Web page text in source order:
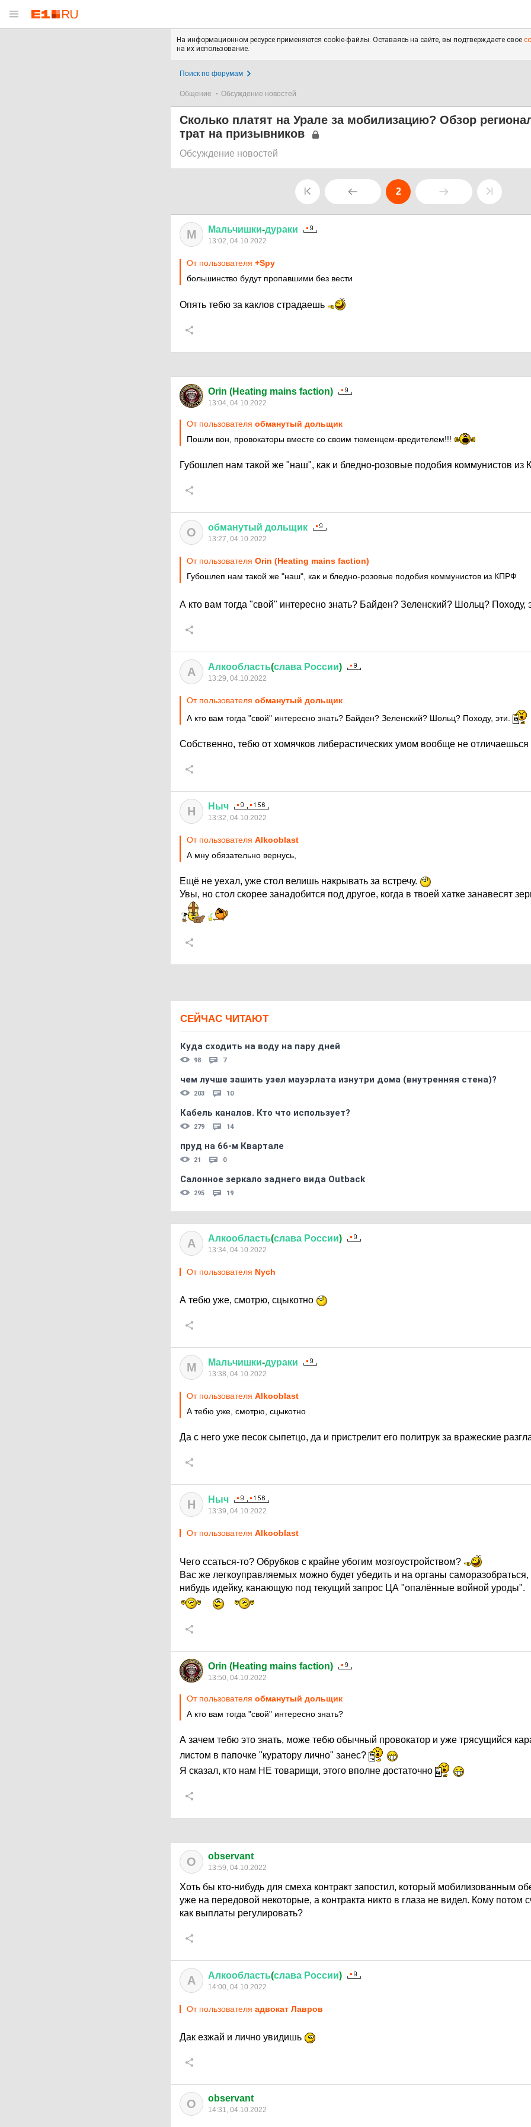
На информационном ресурсе применяются cookie-файлы. Оставаясь на сайте, вы подтверждаете свое
на их использование.
Поиск по форумам
Общение Обсуждение новостей
Сколько платят на Урале за мобилизацию? Обзор
трат на призывников
Обсуждение новостей
2
М Мальчишки-дураки
13:02, 04.10.2022
От пользователя +Spy
большинство будут пропавшими без вести
Опять тебю за каклов страдаешь
Orin (Heating mains faction)
13:04, 04.10.2022
От пользователя обманутый дольщик
Пошли вон, провокаторы вместе со своим тюменцем-вредителем!!!
Губошлеп нам такой же "наш", как и бледно-розовые подобия коммунистов из
О обманутый дольщик
13:27, 04.10.2022
От пользователя Orin (Heating mains faction)
Губошлеп нам такой же "наш", как и бледно-розовые подобия коммунистов из КПРФ
А кто вам тогда "свой" интересно знать? Байден? Зеленский? Шольц? Походу,
А Алкообласть(слава России)
13:29, 04.10.2022
От пользователя обманутый дольщик
А кто вам тогда "свой" интересно знать? Байден? Зеленский? Шольц? Походу, эти.
Собственно, тебю от хомячков либерастических умом вообще не отличаешься
Н Ныч
13:32, 04.10.2022
От пользователя Alkooblast
А мну обязательно вернусь,
Ещё не уехал, уже стол велишь накрывать за встречу.
Увы, но стол скорее занадобится под другое, когда в твоей хатке занавесят
СЕЙЧАС ЧИТАЮТ
Куда сходить на воду на пару дней
98 7
чем лучше зашить узел мауэрлата изнутри дома (внутренняя стена)?
203 10
Кабель каналов. Кто что использует?
279 14
пруд на 66-м Квартале
21 0
Салонное зеркало заднего вида Outback
295 19
А Алкообласть(слава России)
13:34, 04.10.2022
От пользователя Nych
А тебю уже, смотрю, сцыкотно
М Мальчишки-дураки
13:38, 04.10.2022
От пользователя Alkooblast
А тебю уже, смотрю, сцыкотно
Да с него уже песок сыпетцо, да и пристрелит его политрук за вражеские
Н Ныч
13:39, 04.10.2022
От пользователя Alkooblast
Чего ссаться-то? Обрубков с крайне убогим мозгоустройством?
Вас же легкоуправляемых можно будет убедить и на органы саморазобраться,
нибудь идейку, канающую под текущий запрос ЦА "опалённые войной уроды".
Orin (Heating mains faction)
13:50, 04.10.2022
От пользователя обманутый дольщик
А кто вам тогда "свой" интересно знать?
А зачем тебю это знать, може тебю обычный провокатор и уже трясущийся
листом в папочке "куратору лично" занес?
Я сказал, кто нам НЕ товарищи, этого вполне достаточно
O observant
13:59, 04.10.2022
Хоть бы кто-нибудь для смеха контракт запостил, который мобилизованным
уже на передовой некоторые, а контракта никто в глаза не видел. Кому потом
как выплаты регулировать?
А Алкообласть(слава России)
14:00, 04.10.2022
От пользователя адвокат Лавров
Дак езжай и лично увидишь
O observant
14:31, 04.10.2022